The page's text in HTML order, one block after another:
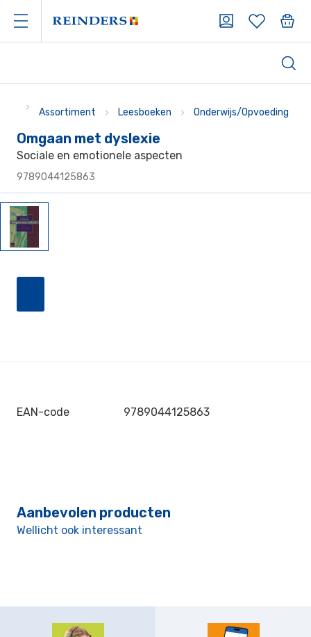
Assortiment Leesboeken Onderwijs/Opvoeding
Omgaan met dyslexie
Sociale en emotionele aspecten
9789044125863
EAN-code 9789044125863
Aanbevolen producten
Wellicht ook interessant